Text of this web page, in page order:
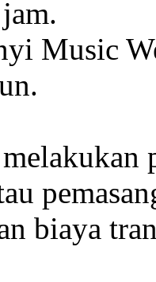
Music
biaya